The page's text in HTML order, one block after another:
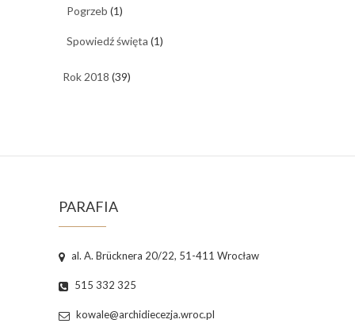
Pogrzeb (1)
Spowiedź święta (1)
Rok 2018 (39)
PARAFIA
al. A. Brücknera 20/22, 51-411 Wrocław
515 332 325
kowale@archidiecezja.wroc.pl